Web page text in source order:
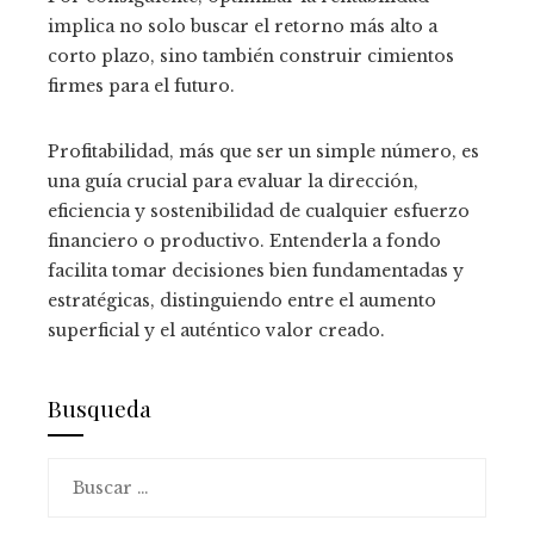
implica no solo buscar el retorno más alto a
corto plazo, sino también construir cimientos
firmes para el futuro.
Profitabilidad, más que ser un simple número, es
una guía crucial para evaluar la dirección,
eficiencia y sostenibilidad de cualquier esfuerzo
financiero o productivo. Entenderla a fondo
facilita tomar decisiones bien fundamentadas y
estratégicas, distinguiendo entre el aumento
superficial y el auténtico valor creado.
Busqueda